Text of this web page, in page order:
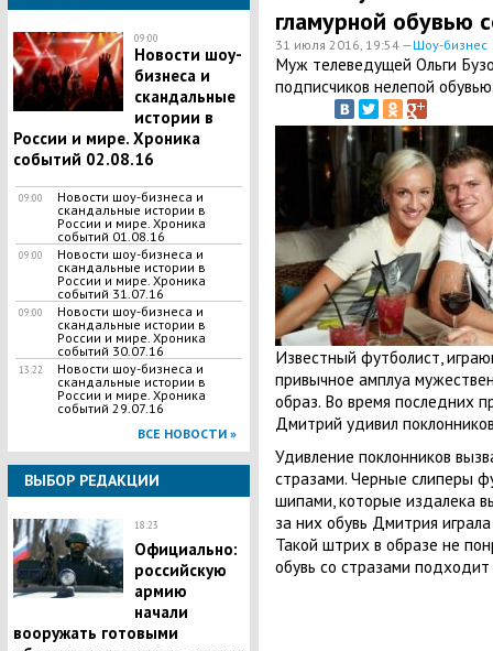
09:00
Новости шоу-
бизнеса и
скандальные
истории в
России и мире. Хроника
событий 02.08.16
09:00
Новости шоу-бизнеса и
скандальные истории в
России и мире. Хроника
событий 01.08.16
09:00
Новости шоу-бизнеса и
скандальные истории в
России и мире. Хроника
событий 31.07.16
09:00
Новости шоу-бизнеса и
скандальные истории в
России и мире. Хроника
событий 30.07.16
13:22
Новости шоу-бизнеса и
скандальные истории в
России и мире. Хроника
событий 29.07.16
ВСЕ НОВОСТИ »
ВЫБОР РЕДАКЦИИ
18:23
Официально:
российскую
армию
начали
вооружать готовыми
гламурной обувью
31 июля 2016, 19:54 —Шоу-бизнес
Муж телеведущей Ольги
подписчиков нелепой
Известный футболист,
привычное амплуа
образ. Во время последних
Дмитрий удивил
Удивление поклонников
стразами. Черные слиперы
шипами, которые издалека
за них обувь Дмитрия
Такой штрих в образе не
обувь со стразами